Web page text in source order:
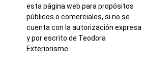
esta página web para propósitos
públicos o comerciales, si no se
cuenta con la autorización expresa
y por escrito de Teodora
Exteriorisme.